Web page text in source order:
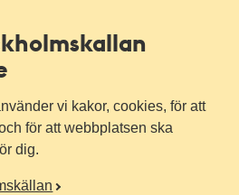
vi kakor, cookies, för att
för att webbplatsen ska
dig.